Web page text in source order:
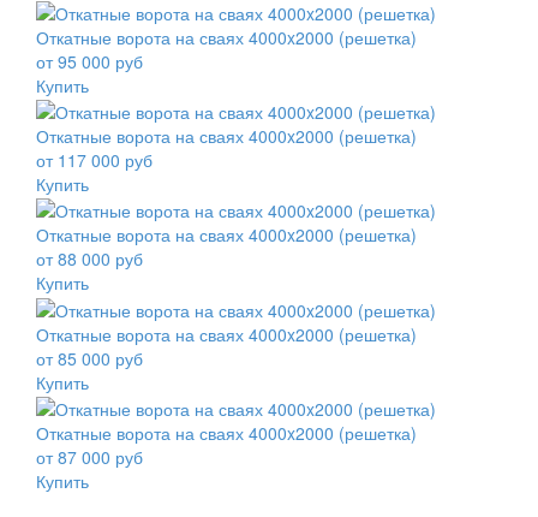
Откатные ворота на сваях 4000x2000 (решетка)
от 95 000 руб
Купить
Откатные ворота на сваях 4000x2000 (решетка)
от 117 000 руб
Купить
Откатные ворота на сваях 4000x2000 (решетка)
от 88 000 руб
Купить
Откатные ворота на сваях 4000x2000 (решетка)
от 85 000 руб
Купить
Откатные ворота на сваях 4000x2000 (решетка)
от 87 000 руб
Купить